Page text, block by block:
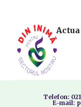
Telefon:
E-mail: